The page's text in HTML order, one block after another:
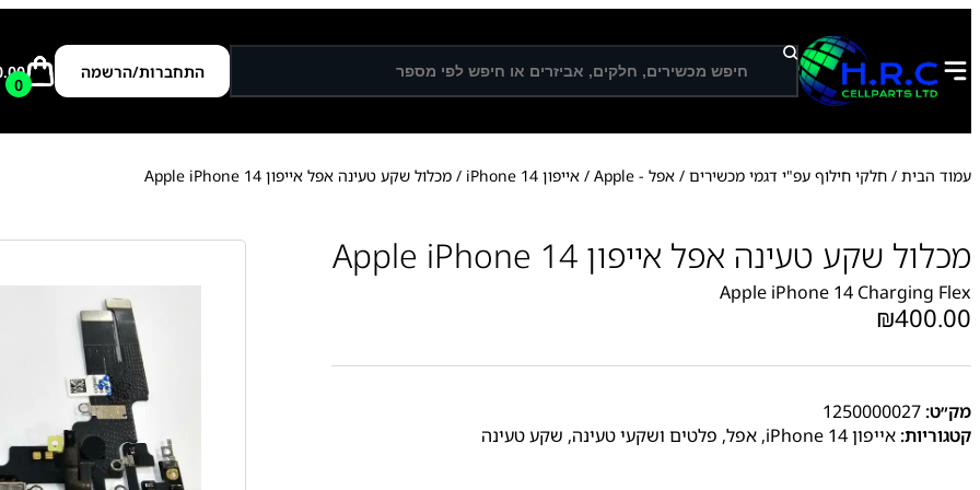
ח
י
פ
התחברות/הרשמה
0
עמוד הבית / חלקי חילוף עפ"י דגמי מכשירים / אפל - Apple / אייפון iPhone 14 / מכלול שקע טעינה אפל אייפון Apple iPhone 14
מכלול שקע טעינה אפל אייפון Apple iPhone 14
Apple iPhone 14 Charging Flex
₪400.00
מק״ט: 1250000027
קטגוריות: אייפון iPhone 14 , אפל, פלטים ושקעי טעינה, שקע טעינה